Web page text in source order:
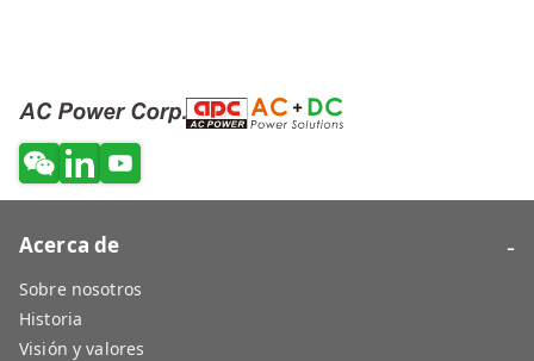
Acerca de -
Sobre nosotros
Historia
Visión y valores